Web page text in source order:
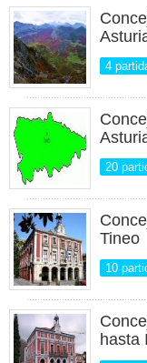
4
20
Tineo
10
hasta